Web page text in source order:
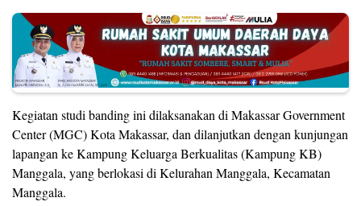
Kegiatan studi banding ini dilaksanakan di Makassar Government
Center (MGC) Kota Makassar, dan dilanjutkan dengan kunjungan
lapangan ke Kampung Keluarga Berkualitas (Kampung KB)
Manggala, yang berlokasi di Kelurahan Manggala, Kecamatan
Manggala.